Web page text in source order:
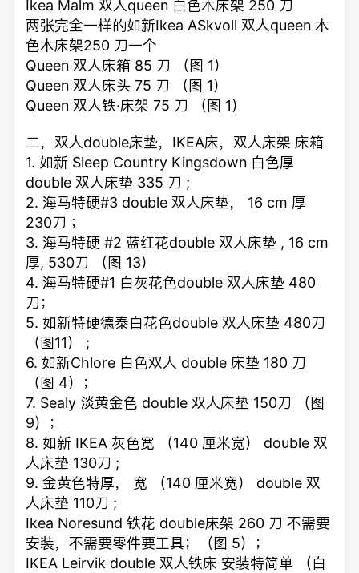
Ikea Malm 双人queen 白色木床架 250 刀
两张完全一样的如新Ikea ASkvoll 双人queen 木
色木床架250 刀一个
Queen 双人床箱 85 刀 （图 1）
Queen 双人床头 75 刀 （图 1）
Queen 双人铁·床架 75 刀 （图 1）
二，双人double床垫，IKEA床，双人床架 床箱
1. 如新 Sleep Country Kingsdown 白色厚
double 双人床垫 335 刀 ;
2. 海马特硬#3 double 双人床垫， 16 cm 厚
230刀 ；
3. 海马特硬 #2 蓝红花double 双人床垫 , 16 cm
厚, 530刀 （图 13）
4. 海马特硬#1 白灰花色double 双人床垫 480
刀；
5. 如新特硬德泰白花色double 双人床垫 480刀
（图11） ;
6. 如新Chlore 白色双人 double 床垫 180 刀
（图 4）；
7. Sealy 淡黄金色 double 双人床垫 150刀 （图
9）；
8. 如新 IKEA 灰色宽 （140 厘米宽） double 双
人床垫 130刀 ;
9. 金黄色特厚， 宽 （140 厘米宽） double 双
人床垫 110刀 ;
Ikea Noresund 铁花 double床架 260 刀 不需要
安装，不需要零件要工具；（图 5）；
IKEA Leirvik double 双人铁床 安装特简单 （白